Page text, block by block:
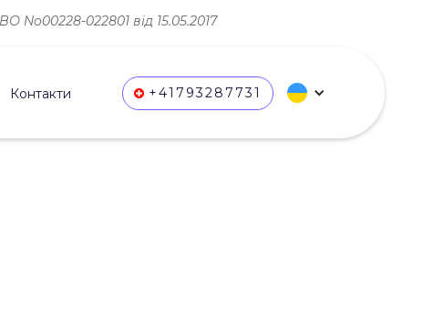
No00228-022801 від 15.05.2017
Контакти +41793287731